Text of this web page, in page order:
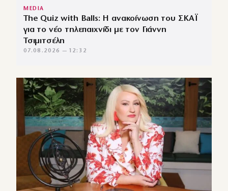
MEDIA
The Quiz with Balls: Η ανακοίνωση του ΣΚΑΪ
για το νέο τηλεπαιχνίδι με τον Γιάννη
Τσιμιτσέλη
07.08.2026 — 12:32